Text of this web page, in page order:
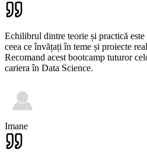
Echilibrul dintre teorie și practică este
ceea ce învățați în teme și proiecte
Recomand acest bootcamp tuturor
cariera în Data Science.
Imane